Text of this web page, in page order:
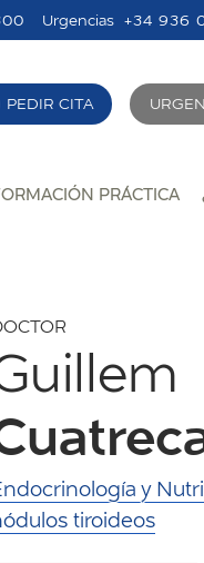
Urgencias +34 936
PEDIR CITA
PRÁCTICA
y
tiroideos